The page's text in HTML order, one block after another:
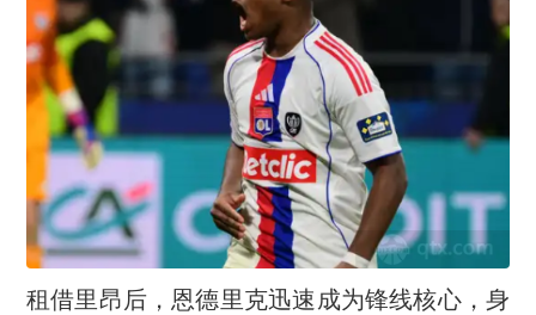
租借里昂后，恩德里克迅速成为锋线核心，身